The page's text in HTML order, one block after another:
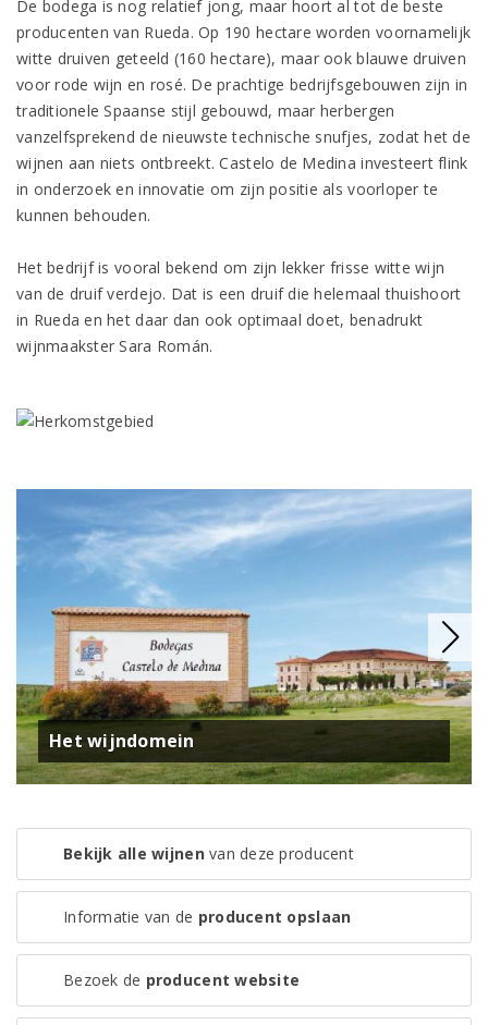
De bodega is nog relatief jong, maar hoort al tot de beste
producenten van Rueda. Op 190 hectare worden voornamelijk
witte druiven geteeld (160 hectare), maar ook blauwe druiven
voor rode wijn en rosé. De prachtige bedrijfsgebouwen zijn in
traditionele Spaanse stijl gebouwd, maar herbergen
vanzelfsprekend de nieuwste technische snufjes, zodat het de
wijnen aan niets ontbreekt. Castelo de Medina investeert flink
in onderzoek en innovatie om zijn positie als voorloper te
kunnen behouden.
Het bedrijf is vooral bekend om zijn lekker frisse witte wijn
van de druif verdejo. Dat is een druif die helemaal thuishoort
in Rueda en het daar dan ook optimaal doet, benadrukt
wijnmaakster Sara Román.
Het wijndomein
Bekijk alle wijnenvan deze producent
Informatie van de producent opslaan
Bezoek de producent website